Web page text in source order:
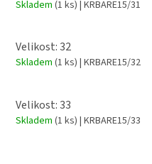
Skladem (1 ks) | KRBARE15/31
Velikost: 32
Skladem (1 ks) | KRBARE15/32
Velikost: 33
Skladem (1 ks) | KRBARE15/33